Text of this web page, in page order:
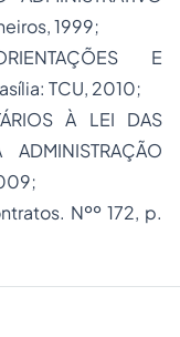
1999;
E
TCU, 2010;
À LEI DAS
Nºº 172, p.